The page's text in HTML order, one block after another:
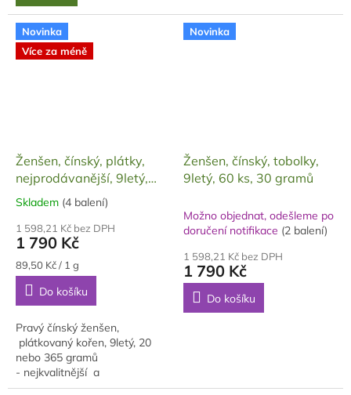
Novinka
Více za méně
Ženšen, čínský, plátky,
nejprodávanější, 9letý,
20000 mg
Průměrné
produktu
je
5,0
z
hvězdiček.
Skladem (4 balení)
1 598,21 Kč bez DPH
1 790 Kč
Měrná
cena:
89,50 Kč / 1 g
Do košíku
Pravý čínský ženšen,
plátkovaný kořen, 9letý, 20
nebo 365 gramů
- nejkvalitnější a
nejprodávanější pěstovaný
Novinka
Ženšen, čínský, tobolky,
9letý, 60 ks, 30 gramů
Možno objednat, odešleme po
doručení notifikace (2 balení)
1 598,21 Kč bez DPH
1 790 Kč
Do košíku